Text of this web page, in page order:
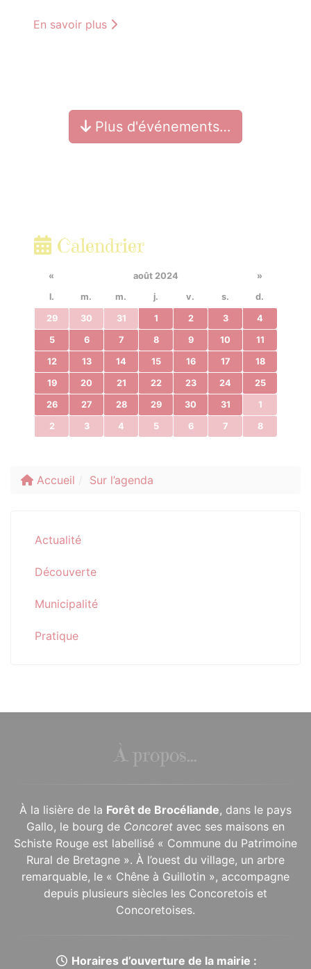
En savoir plus
Plus d'événements…
Calendrier
« août 2024
»
l.
m. m. j. v. s. d.
29 30 31 1 2 3 4
5 6 7 8 9 10 11
12 13 14 15 16 17 18
19 20 21 22 23 24 25
26 27 28 29 30 31 1
2 3 4 5 6 7 8
Accueil Sur l’agenda
Actualité
Découverte
Municipalité
Pratique
À propos...
À la lisière de la Forêt de Brocéliande, dans le pays
Gallo, le bourg de Concoret avec ses maisons en
Schiste Rouge est labellisé « Commune du Patrimoine
Rural de Bretagne ». À l’ouest du village, un arbre
remarquable, le « Chêne à Guillotin », accompagne
depuis plusieurs siècles les Concoretois et
Concoretoises.
Horaires d’ouverture de la mairie :